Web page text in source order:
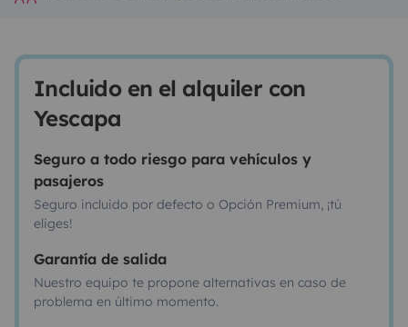
Incluido en el alquiler con
Yescapa
Seguro a todo riesgo para vehículos y
pasajeros
Seguro incluido por defecto o Opción Premium, ¡tú
eliges!
Garantía de salida
Nuestro equipo te propone alternativas en caso de
problema en último momento.